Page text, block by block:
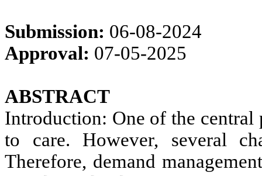
Submission: 06-08-2024
Approval: 07-05-2025
ABSTRACT
Introduction: One of the central
to care. However, several
Therefore, demand